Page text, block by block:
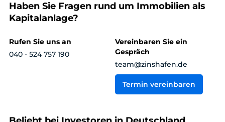
Haben Sie Fragen rund um Immobilien als
Kapitalanlage?
Rufen Sie uns an
040 - 524 757 190
Vereinbaren Sie ein
Gespräch
team@zinshafen.de
Termin vereinbaren